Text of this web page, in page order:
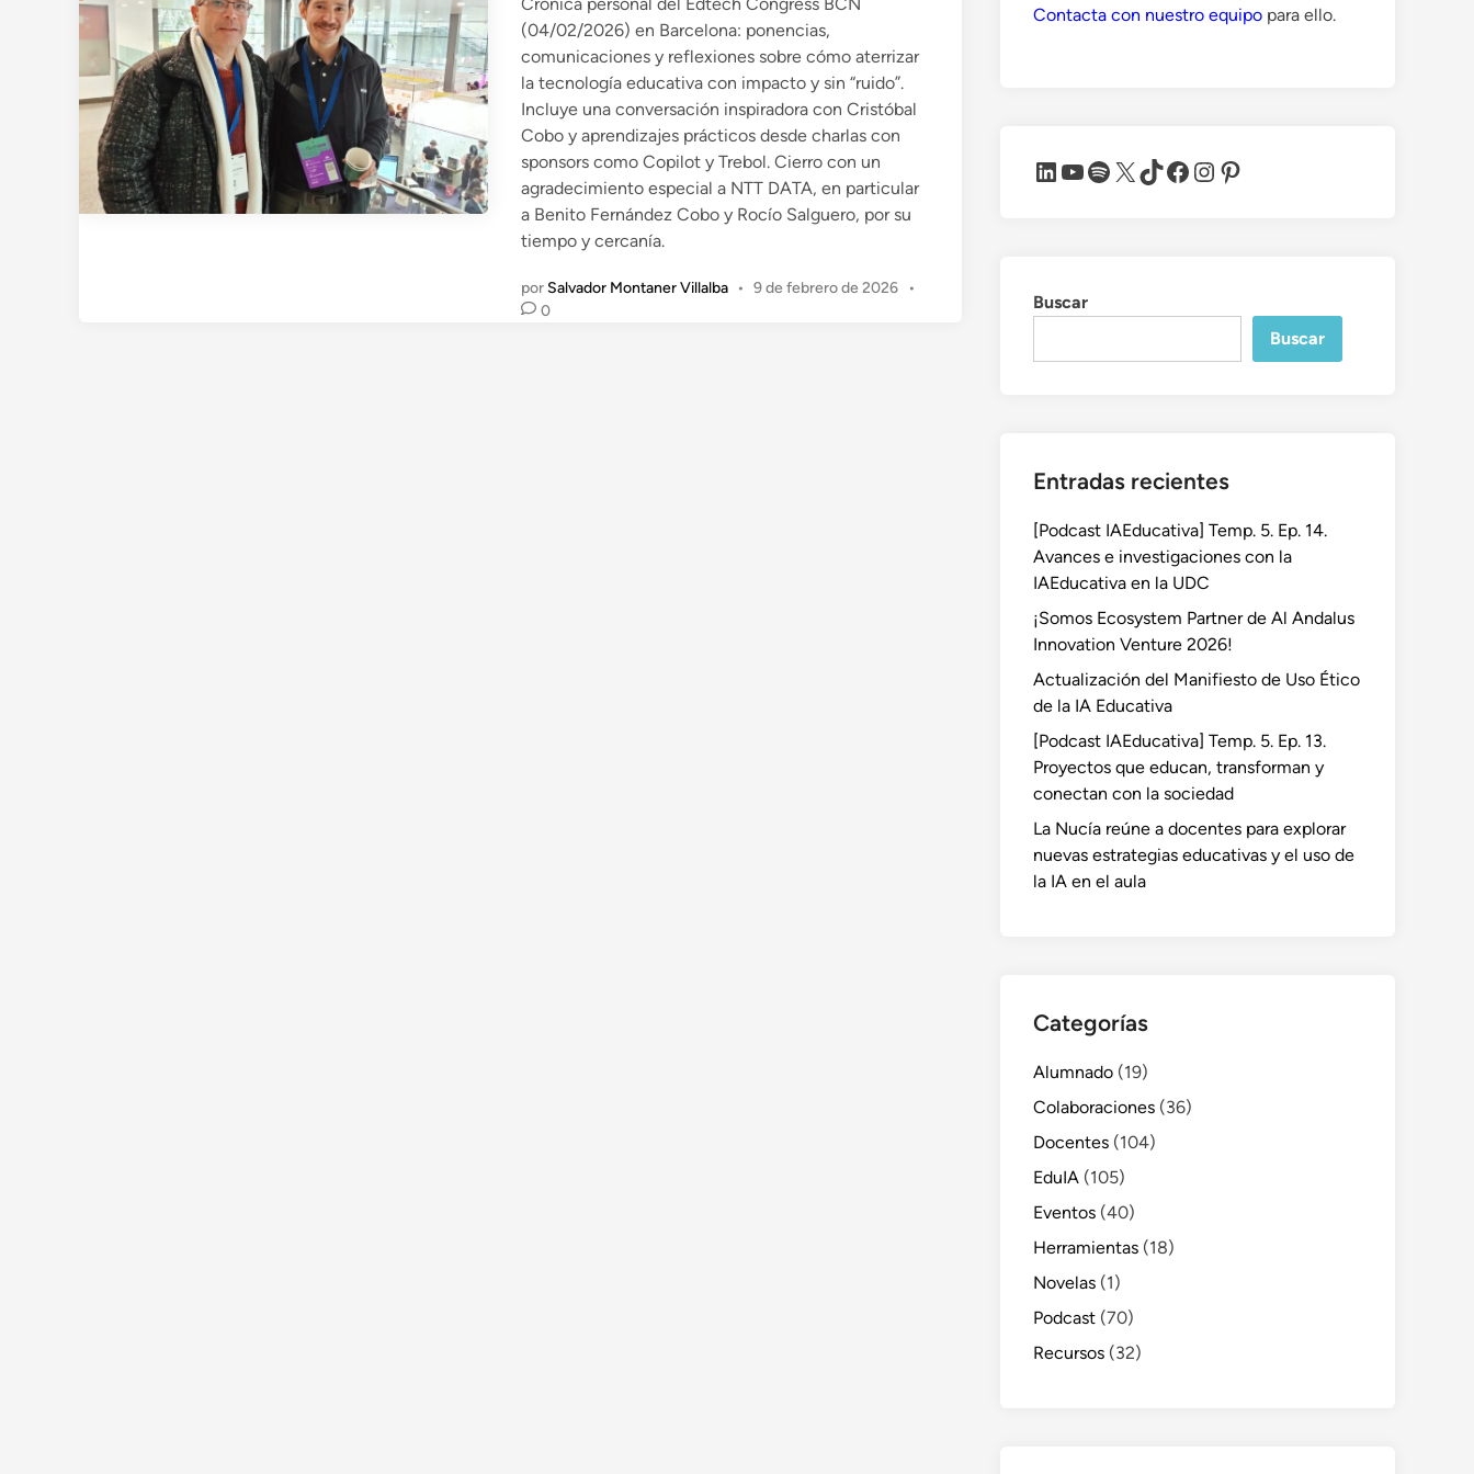
d
o
e
n
(04/02/2026) en Barcelona: ponencias,
comunicaciones y reflexiones sobre cómo aterrizar
la tecnología educativa con impacto y sin “ruido”.
Incluye una conversación inspiradora con Cristóbal
Cobo y aprendizajes prácticos desde charlas con
sponsors como Copilot y Trebol. Cierro con un
agradecimiento especial a NTT DATA, en particular
a Benito Fernández Cobo y Rocío Salguero, por su
tiempo y cercanía.
por Salvador Montaner Villalba • 9 de febrero de 2026
•
0
Contacta con nuestro equipo para ello.
LinkedIn
YouTube
Spotify
X TikTok
Facebook
Instagram
Pinterest
Buscar
Buscar
Entradas recientes
[Podcast IAEducativa] Temp. 5. Ep. 14.
Avances e investigaciones con la
IAEducativa en la UDC
¡Somos Ecosystem Partner de Al Andalus
Innovation Venture 2026!
Actualización del Manifiesto de Uso Ético
de la IA Educativa
[Podcast IAEducativa] Temp. 5. Ep. 13.
Proyectos que educan, transforman y
conectan con la sociedad
La Nucía reúne a docentes para explorar
nuevas estrategias educativas y el uso de
la IA en el aula
Categorías
Alumnado (19)
Colaboraciones (36)
Docentes (104)
EduIA (105)
Eventos (40)
Herramientas (18)
Novelas (1)
Podcast (70)
Recursos (32)